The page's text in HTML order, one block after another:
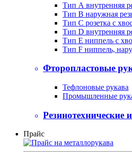
Тип А внутренняя
Тип B наружная
Тип С розетка с
Тип D внутренняя
Тип Е ниппель с
Тип F ниппель,
Фторопластовые
Тефлоновые рукава
Промышленные
Резинотехнические
Прайс